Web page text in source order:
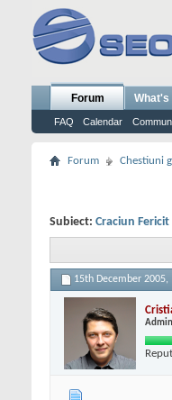
Forum
FAQ Calendar
What's
Forum Chestiuni
Subiect: Craciun Fericit
15th December 2005,